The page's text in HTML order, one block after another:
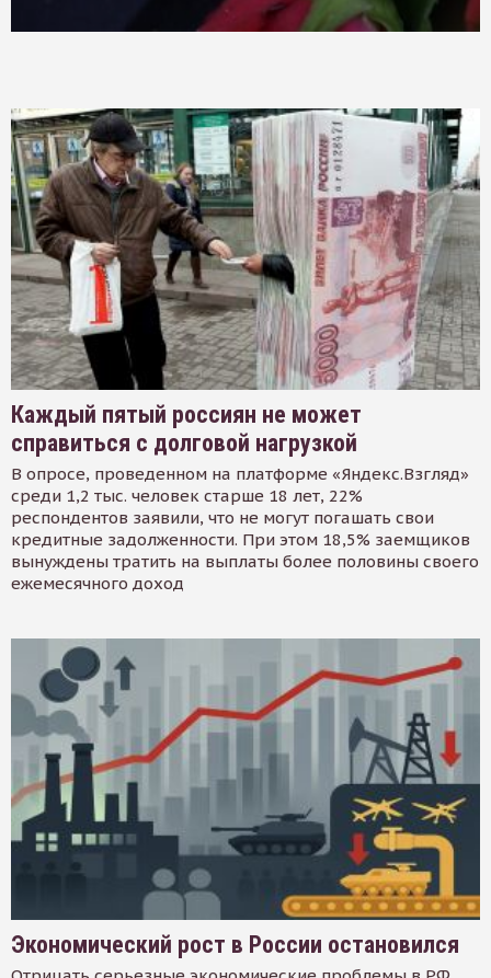
Каждый пятый россиян не может
справиться с долговой нагрузкой
В опросе, проведенном на платформе «Яндекс.Взгляд»
среди 1,2 тыс. человек старше 18 лет, 22%
респондентов заявили, что не могут погашать свои
кредитные задолженности. При этом 18,5% заемщиков
вынуждены тратить на выплаты более половины своего
ежемесячного доход
Экономический рост в России остановился